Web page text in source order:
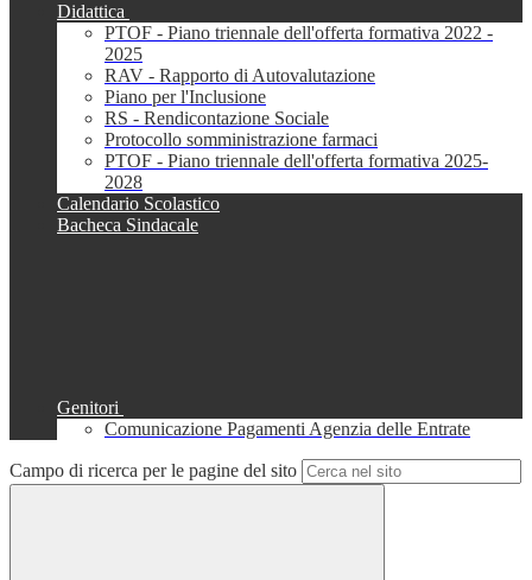
Didattica
PTOF - Piano triennale dell'offerta formativa 2022 -
2025
RAV - Rapporto di Autovalutazione
Piano per l'Inclusione
RS - Rendicontazione Sociale
Protocollo somministrazione farmaci
PTOF - Piano triennale dell'offerta formativa 2025-
2028
Calendario Scolastico
Bacheca Sindacale
Genitori
Comunicazione Pagamenti Agenzia delle Entrate
Campo di ricerca per le pagine del sito